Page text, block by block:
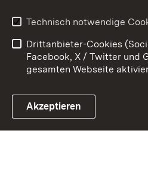
Link zum Landesportal
Barrierefreiheit
Impressum
Technisch notwendige
Drittanbieter-Cookies
Facebook, X / Twitter und
gesamten Webseite
Akzeptieren